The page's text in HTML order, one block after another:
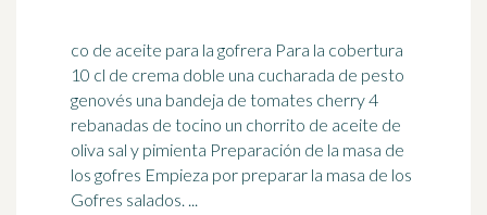
co de aceite para la gofrera Para la cobertura
10 cl de crema doble una cucharada de pesto
genovés una bandeja de tomates cherry 4
rebanadas de tocino un chorrito de aceite de
oliva sal y pimienta Preparación de la masa de
los gofres Empieza por preparar la masa de los
Gofres salados. ...